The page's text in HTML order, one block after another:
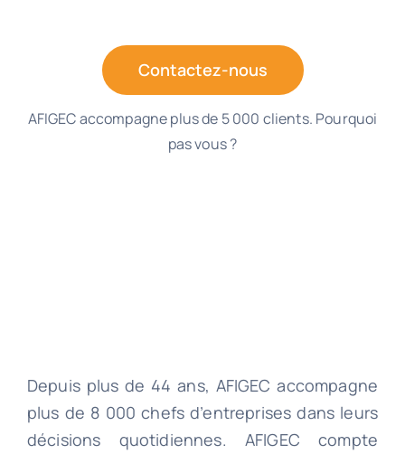
Contactez-nous
AFIGEC accompagne plus de 5 000 clients. Pourquoi
pas vous ?
Depuis plus de 44 ans, AFIGEC accompagne
plus de 8 000 chefs d’entreprises dans leurs
décisions quotidiennes. AFIGEC compte